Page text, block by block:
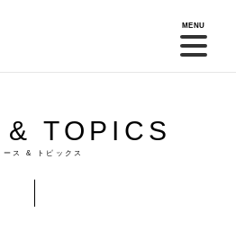
MENU
& TOPICS
ース & トピックス